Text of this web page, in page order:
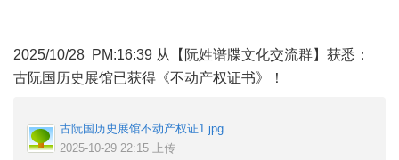
2025/10/28 PM:16:39 从【阮姓谱牒文化交流群】获悉：
古阮国历史展馆已获得《不动产权证书》！
古阮国历史展馆不动产权证1.jpg
2025-10-29 22:15 上传